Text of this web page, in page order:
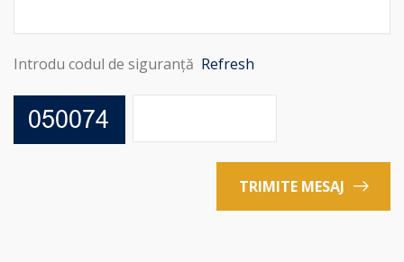
Introdu codul de siguranță Refresh
TRIMITE MESAJ